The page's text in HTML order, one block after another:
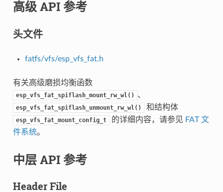
高级 API 参考
头文件
fatfs/vfs/esp_vfs_fat.h
有关高级磨损均衡函数
esp_vfs_fat_spiflash_mount_rw_wl() 、
esp_vfs_fat_spiflash_unmount_rw_wl() 和结构体
esp_vfs_fat_mount_config_t 的详细内容，请参见 FAT 文
件系统。
中层 API 参考
Header File